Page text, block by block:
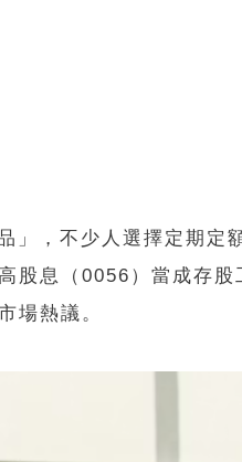
」，不少人選擇定期定
股息（0056）當成存
場熱議。